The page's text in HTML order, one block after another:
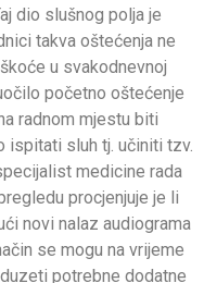
dio slušnog polja je
takva oštećenja ne
u svakodnevnoj
početno oštećenje
radnom mjestu biti
ispitati sluh tj. učiniti tzv.
medicine rada
procjenjuje je li
novi nalaz audiograma
se mogu na vrijeme
potrebne dodatne